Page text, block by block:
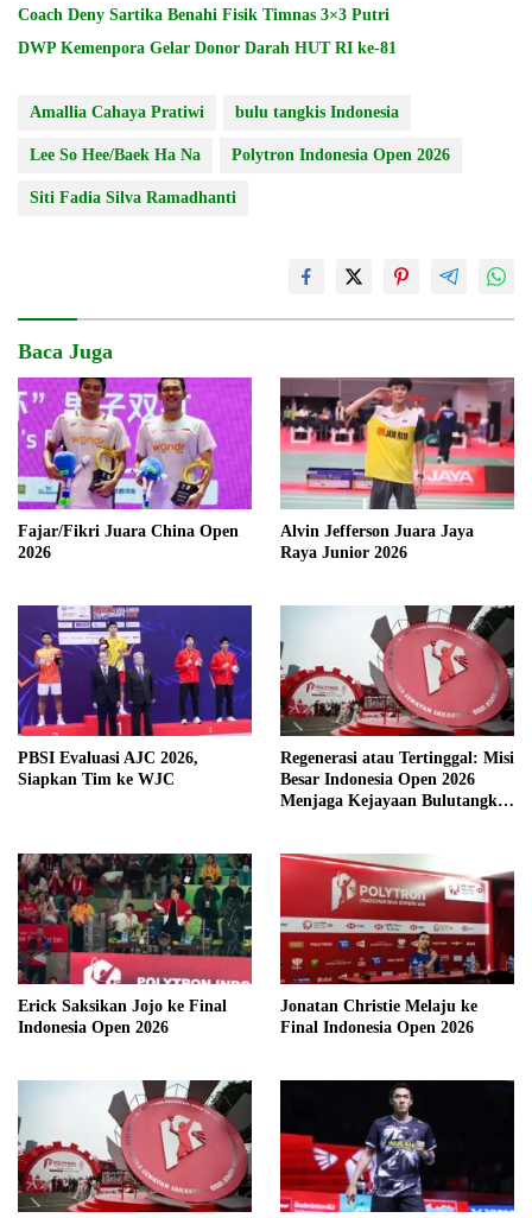
Coach Deny Sartika Benahi Fisik Timnas 3×3 Putri
DWP Kemenpora Gelar Donor Darah HUT RI ke-81
Amallia Cahaya Pratiwi bulu tangkis Indonesia
Lee So Hee/Baek Ha Na Polytron Indonesia Open 2026
Siti Fadia Silva Ramadhanti
Baca Juga
Fajar/Fikri Juara China Open
2026
Alvin Jefferson Juara Jaya
Raya Junior 2026
PBSI Evaluasi AJC 2026,
Siapkan Tim ke WJC
Regenerasi atau Tertinggal: Misi
Besar Indonesia Open 2026
Menjaga Kejayaan Bulutangkis
Erick Saksikan Jojo ke Final
Indonesia Open 2026
Jonatan Christie Melaju ke
Final Indonesia Open 2026